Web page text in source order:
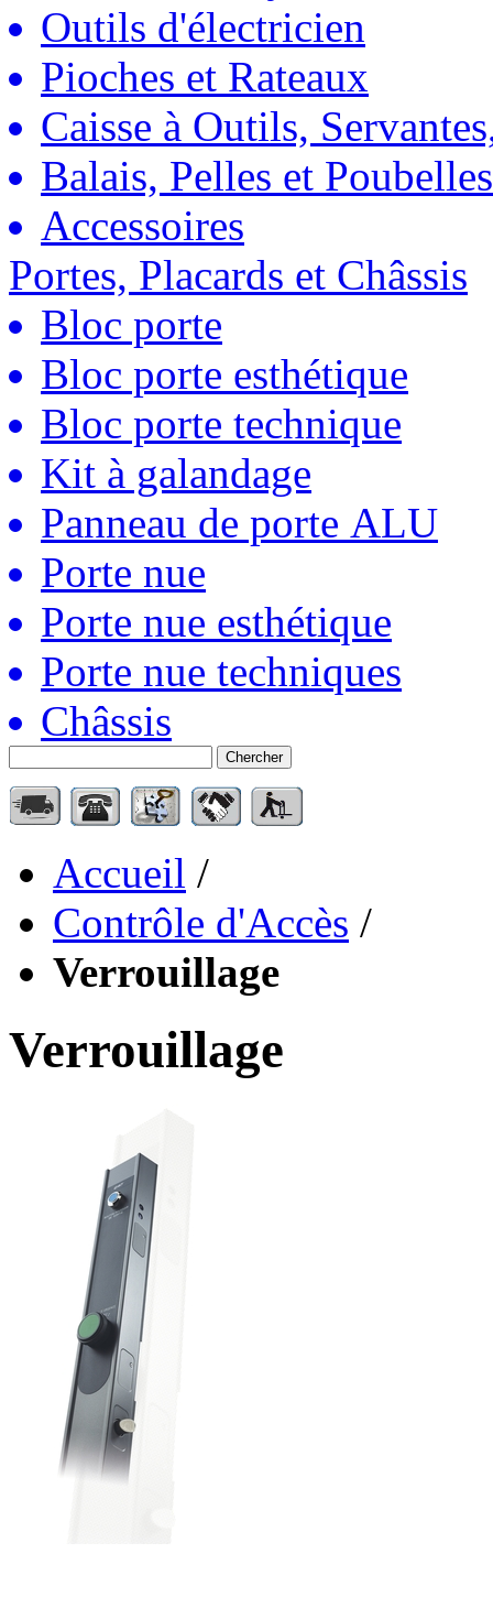
Outils d'électricien
Pioches et Rateaux
Caisse à Outils,
Balais, Pelles et Poubelles
Accessoires
Portes, Placards et Châssis
Bloc porte
Bloc porte esthétique
Bloc porte technique
Kit à galandage
Panneau de porte ALU
Porte nue
Porte nue esthétique
Porte nue techniques
Châssis
Chercher
Accueil /
Contrôle d'Accès /
Verrouillage
Verrouillage